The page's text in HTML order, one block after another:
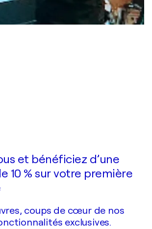
et bénéficiez d’une
10 % sur votre première
coups de cœur de nos
exclusives.